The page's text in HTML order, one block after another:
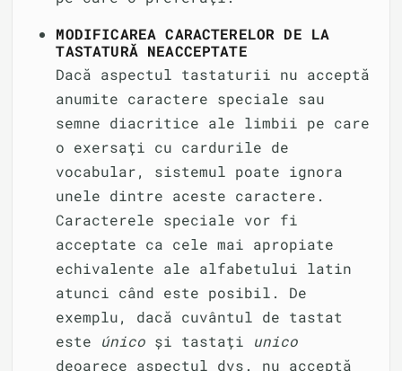
MODIFICAREA CARACTERELOR DE LA
TASTATURĂ NEACCEPTATE
Dacă aspectul tastaturii nu acceptă
anumite caractere speciale sau
semne diacritice ale limbii pe care
o exersați cu cardurile de
vocabular, sistemul poate ignora
unele dintre aceste caractere.
Caracterele speciale vor fi
acceptate ca cele mai apropiate
echivalente ale alfabetului latin
atunci când este posibil. De
exemplu, dacă cuvântul de tastat
este único și tastați unico
deoarece aspectul dvs. nu acceptă